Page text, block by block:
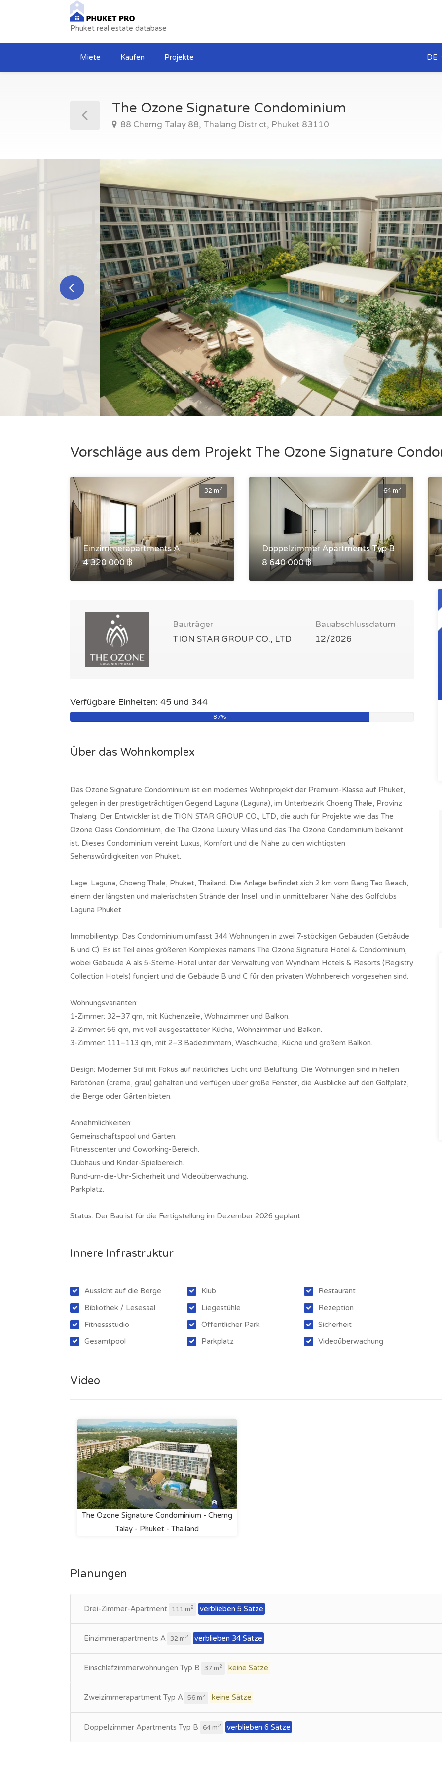
Phuket real estate database
Miete Kaufen Projekte DE
The Ozone Signature Condominium
88 Cherng Talay 88, Thalang District, Phuket 83110
Vorschläge aus dem Projekt The Ozone Signature
32 m2
Einzimmerapartments A
4 320 000 ฿
64 m2
Doppelzimmer Apartments Typ B
8 640 000 ฿
Bauträger
TION STAR GROUP CO., LTD
Bauabschlussdatum
12/2026
Verfügbare Einheiten: 45 und 344
87%
Über das Wohnkomplex
Das Ozone Signature Condominium ist ein modernes Wohnprojekt der Premium-Klasse auf Phuket,
gelegen in der prestigeträchtigen Gegend Laguna (Laguna), im Unterbezirk Choeng Thale, Provinz
Thalang. Der Entwickler ist die TION STAR GROUP CO., LTD, die auch für Projekte wie das The
Ozone Oasis Condominium, die The Ozone Luxury Villas und das The Ozone Condominium bekannt
ist. Dieses Condominium vereint Luxus, Komfort und die Nähe zu den wichtigsten
Sehenswürdigkeiten von Phuket.
Lage: Laguna, Choeng Thale, Phuket, Thailand. Die Anlage befindet sich 2 km vom Bang Tao Beach,
einem der längsten und malerischsten Strände der Insel, und in unmittelbarer Nähe des Golfclubs
Laguna Phuket.
Immobilientyp: Das Condominium umfasst 344 Wohnungen in zwei 7-stöckigen Gebäuden (Gebäude
B und C). Es ist Teil eines größeren Komplexes namens The Ozone Signature Hotel & Condominium,
wobei Gebäude A als 5-Sterne-Hotel unter der Verwaltung von Wyndham Hotels & Resorts (Registry
Collection Hotels) fungiert und die Gebäude B und C für den privaten Wohnbereich vorgesehen sind.
Wohnungsvarianten:
1-Zimmer: 32–37 qm, mit Küchenzeile, Wohnzimmer und Balkon.
2-Zimmer: 56 qm, mit voll ausgestatteter Küche, Wohnzimmer und Balkon.
3-Zimmer: 111–113 qm, mit 2–3 Badezimmern, Waschküche, Küche und großem Balkon.
Design: Moderner Stil mit Fokus auf natürliches Licht und Belüftung. Die Wohnungen sind in hellen
Farbtönen (creme, grau) gehalten und verfügen über große Fenster, die Ausblicke auf den Golfplatz,
die Berge oder Gärten bieten.
Annehmlichkeiten:
Gemeinschaftspool und Gärten.
Fitnesscenter und Coworking-Bereich.
Clubhaus und Kinder-Spielbereich.
Rund-um-die-Uhr-Sicherheit und Videoüberwachung.
Parkplatz.
Status: Der Bau ist für die Fertigstellung im Dezember 2026 geplant.
Innere Infrastruktur
Aussicht auf die Berge
Bibliothek / Lesesaal
Fitnessstudio
Gesamtpool
Klub
Liegestühle
Öffentlicher Park
Parkplatz
Restaurant
Rezeption
Sicherheit
Videoüberwachung
Video
The Ozone Signature Condominium - Cherng
Talay - Phuket - Thailand
Planungen
Drei-Zimmer-Apartment 111 m2 verblieben 5 Sätze
Einzimmerapartments A 32 m2 verblieben 34 Sätze
Einschlafzimmerwohnungen Typ B 37 m2 keine Sätze
Zweizimmerapartment Typ A 56 m2 keine Sätze
Doppelzimmer Apartments Typ B 64 m2 verblieben 6 Sätze